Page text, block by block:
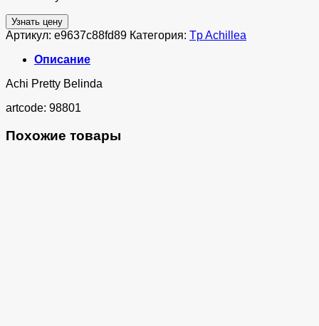
Узнать цену
Артикул: e9637c88fd89 Категория: Tp Achillea
Описание
Achi Pretty Belinda
artcode: 98801
Похожие товары